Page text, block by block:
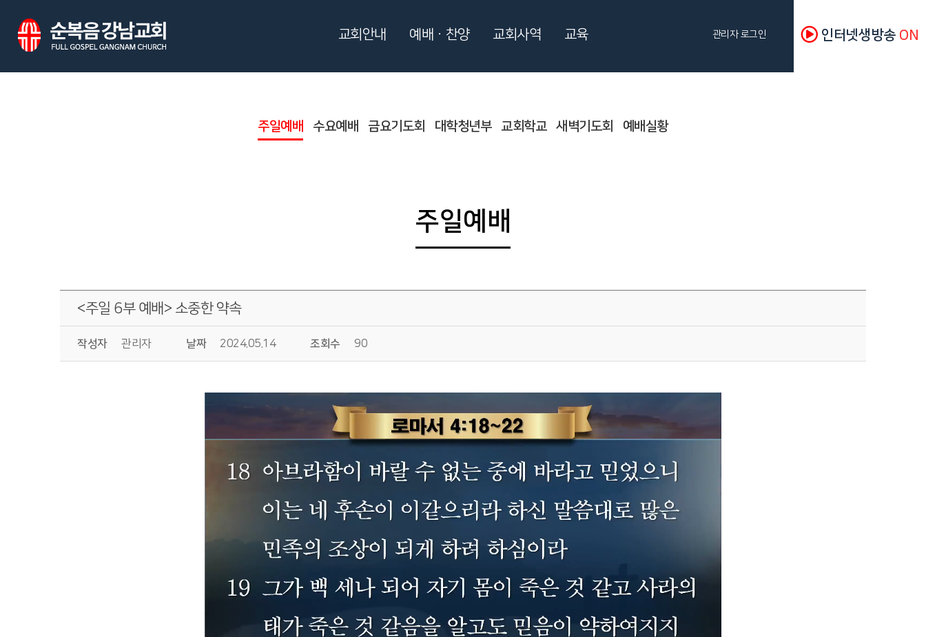
주일예배 수요예배 금요기도회 대학청년부 교회학교 새벽기도회 예배실황
주일예배
<주일 6부 예배> 소중한 약속
작성자 관리자 날짜 2024.05.14 조회수 90
교회안내 예배ㆍ찬양 교회사역 교육 관리자 로그인 인터넷생방송 ON